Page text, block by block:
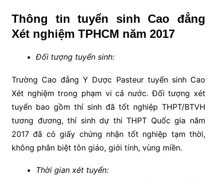
Thông tin tuyển sinh Cao đẳng
Xét nghiệm TPHCM năm 2017
Đối tượng tuyển sinh:
Trường Cao đẳng Y Dược Pasteur tuyển sinh Cao
Xét nghiệm trong phạm vi cả nước. Đối tượng xét
tuyển bao gồm thí sinh đã tốt nghiệp THPT/BTVH
tương đương, thí sinh dự thi THPT Quốc gia năm
2017 đã có giấy chứng nhận tốt nghiệp tạm thời,
không phân biệt tôn giáo, giới tính, vùng miền.
Thời gian xét tuyển: